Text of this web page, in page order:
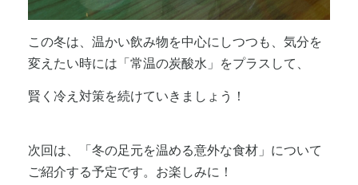
この冬は、温かい飲み物を中心にしつつも、気分を
変えたい時には「常温の炭酸水」をプラスして、
賢く冷え対策を続けていきましょう！
次回は、「冬の足元を温める意外な食材」について
ご紹介する予定です。お楽しみに！